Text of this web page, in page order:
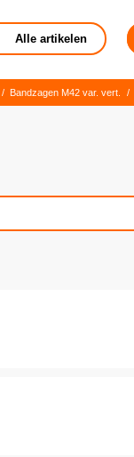
Alle artikelen
/ Bandzagen M42 var. vert. /